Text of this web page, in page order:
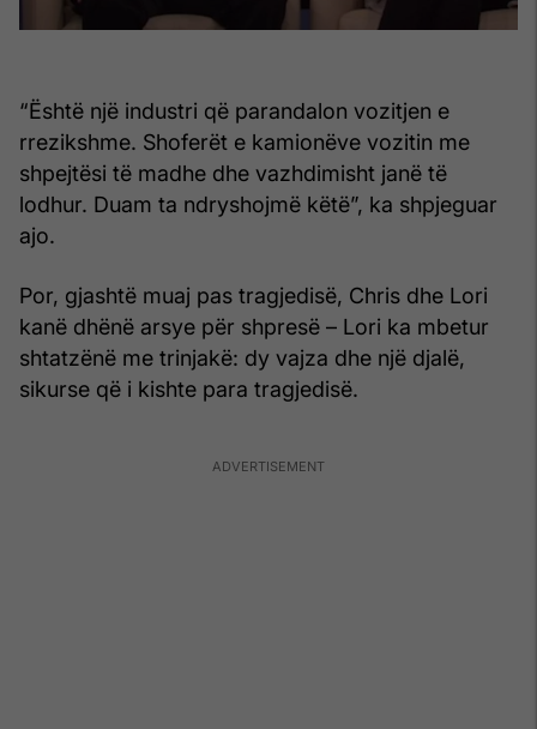
“Është një industri që parandalon vozitjen e
rrezikshme. Shoferët e kamionëve vozitin me
shpejtësi të madhe dhe vazhdimisht janë të
lodhur. Duam ta ndryshojmë këtë”, ka shpjeguar
ajo.
Por, gjashtë muaj pas tragjedisë, Chris dhe Lori
kanë dhënë arsye për shpresë – Lori ka mbetur
shtatzënë me trinjakë: dy vajza dhe një djalë,
sikurse që i kishte para tragjedisë.